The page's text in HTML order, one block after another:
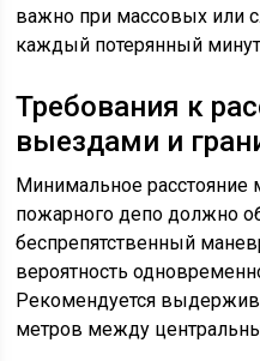
важно при массовых или
каждый потерянный
Требования к
выездами и
Минимальное
пожарного депо должно
беспрепятственный
вероятность
Рекомендуется
метров между